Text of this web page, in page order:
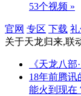
53个视频 »
官网 专区 下载
关于天龙归来,联
《天龙八
18年前腾
能火到现在